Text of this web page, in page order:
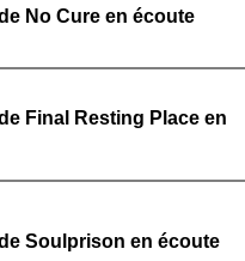
No Cure en écoute
Final Resting Place en
Soulprison en écoute